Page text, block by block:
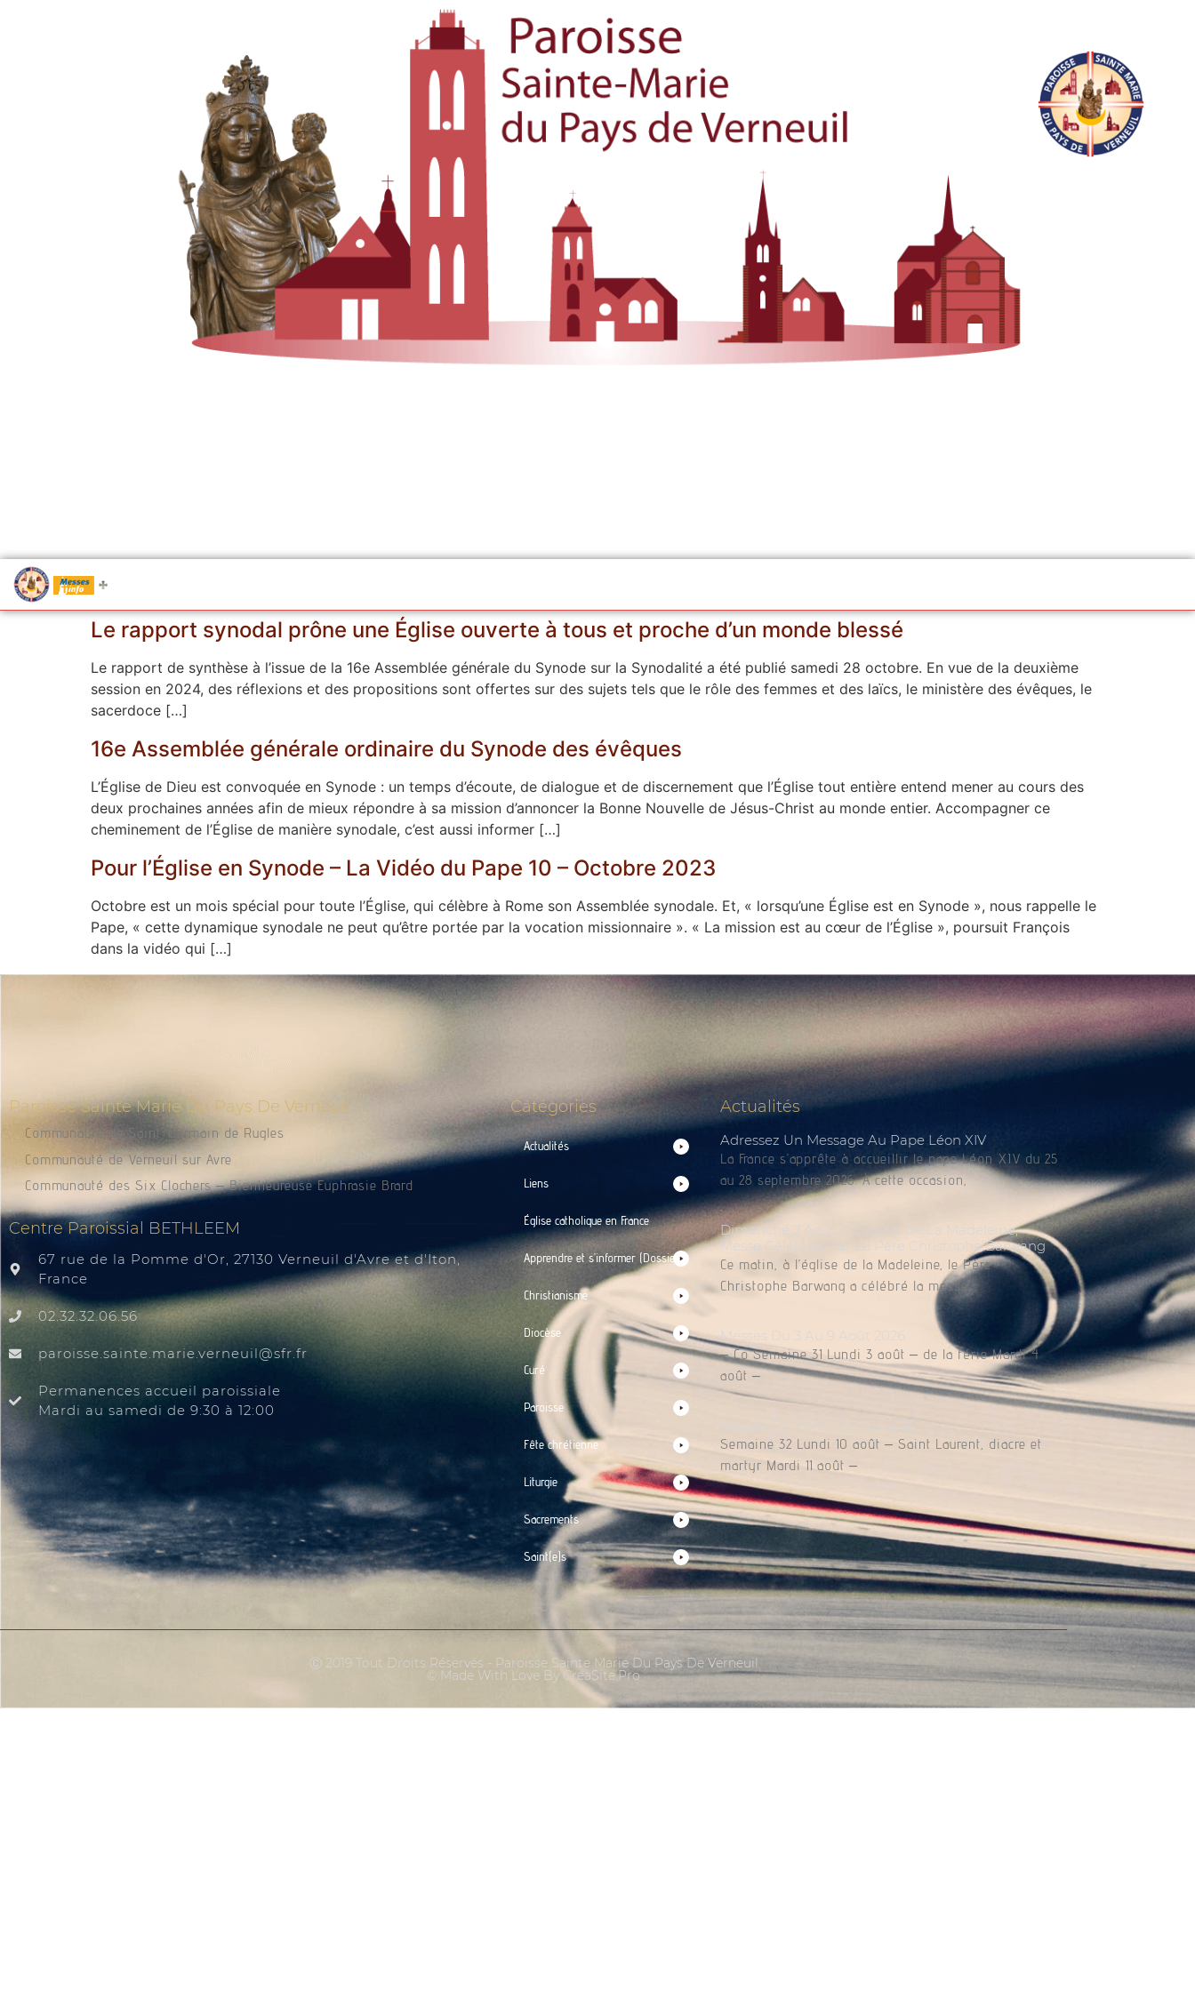
Messes
Le rapport synodal prône une Église ouverte à tous et proche d’un monde blessé
Le rapport de synthèse à l’issue de la 16e Assemblée générale du Synode sur la Synodalité a été publié samedi 28 octobre. En vue de la deuxième
session en 2024, des réflexions et des propositions sont offertes sur des sujets tels que le rôle des femmes et des laïcs, le ministère des évêques, le
sacerdoce […]
16e Assemblée générale ordinaire du Synode des évêques
L’Église de Dieu est convoquée en Synode : un temps d’écoute, de dialogue et de discernement que l’Église tout entière entend mener au cours des
deux prochaines années afin de mieux répondre à sa mission d’annoncer la Bonne Nouvelle de Jésus-Christ au monde entier. Accompagner ce
cheminement de l’Église de manière synodale, c’est aussi informer […]
Pour l’Église en Synode – La Vidéo du Pape 10 – Octobre 2023
Octobre est un mois spécial pour toute l’Église, qui célèbre à Rome son Assemblée synodale. Et, « lorsqu’une Église est en Synode », nous rappelle le
Pape, « cette dynamique synodale ne peut qu’être portée par la vocation missionnaire ». « La mission est au cœur de l’Église », poursuit François
dans la vidéo qui […]
Paroisse Sainte Marie Du Pays De Verneuil
Communauté de Saint-Germain de Rugles
Communauté de Verneuil sur Avre
Communauté des Six Clochers – Bienheureuse Euphrasie Brard
Centre Paroissial BETHLEEM
67 rue de la Pomme d'Or, 27130 Verneuil d'Avre et d'Iton,
France
02.32.32.06.56
rf.rfs
@liuenrev.eiram.etnias.essiorap
Permanences accueil paroissiale
Mardi au samedi de 9:30 à 12:00
Catégories
Actualités
Liens
Église catholique en France
Apprendre et s’informer (Dossiers)
Christianisme
Diocèse
Curé
Paroisse
Fête chrétienne
Liturgie
Sacrements
Saint(e)s
Actualités
Adressez Un Message Au Pape Léon XIV
La France s’apprête à accueillir le pape Léon XIV du 25
au 28 septembre 2026. À cette occasion,
Dimanche 2 Août À L’église De La Madeleine,
Messe Célébrée Par Le Père Christophe Barwang
Ce matin, à l’église de la Madeleine, le Père
Christophe Barwang a célébré la messe.
Messes Du 3 Au 9 Août 2026
– Co Semaine 31 Lundi 3 août – de la férie Mardi 4
août –
Messes Du 10 Au 16 Août 2026
Semaine 32 Lundi 10 août – Saint Laurent, diacre et
martyr Mardi 11 août –
Ⓒ 2019 Tout Droits Réservés - Paroisse Sainte Marie Du Pays De Verneuil
© Made With Love By CreaSite.Pro